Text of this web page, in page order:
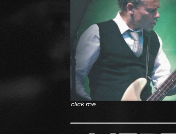
click me